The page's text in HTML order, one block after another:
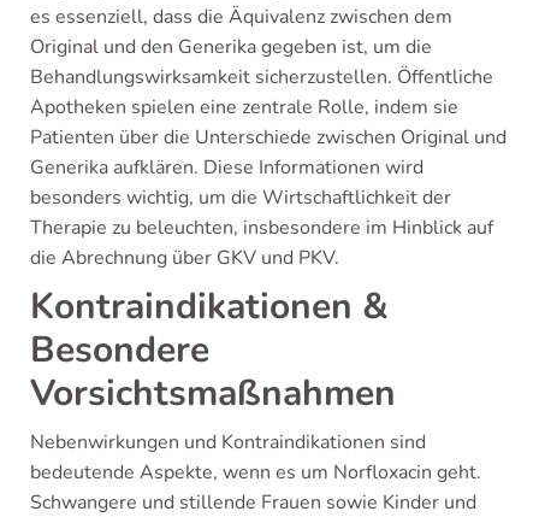
es essenziell, dass die Äquivalenz zwischen dem
Original und den Generika gegeben ist, um die
Behandlungswirksamkeit sicherzustellen. Öffentliche
Apotheken spielen eine zentrale Rolle, indem sie
Patienten über die Unterschiede zwischen Original und
Generika aufklären. Diese Informationen wird
besonders wichtig, um die Wirtschaftlichkeit der
Therapie zu beleuchten, insbesondere im Hinblick auf
die Abrechnung über GKV und PKV.
Kontraindikationen &
Besondere
Vorsichtsmaßnahmen
Nebenwirkungen und Kontraindikationen sind
bedeutende Aspekte, wenn es um Norfloxacin geht.
Schwangere und stillende Frauen sowie Kinder und